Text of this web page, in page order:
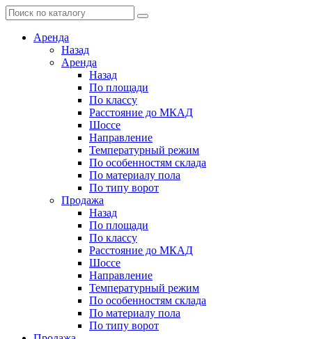
Аренда
Назад
Аренда
Назад
По площади
По классу
Расстояние до МКАД
Шоссе
Направление
Температурный режим
По особенностям склада
По материалу пола
По типу ворот
Продажа
Назад
По площади
По классу
Расстояние до МКАД
Шоссе
Направление
Температурный режим
По особенностям склада
По материалу пола
По типу ворот